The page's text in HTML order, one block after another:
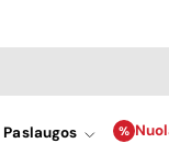
Paslaugos